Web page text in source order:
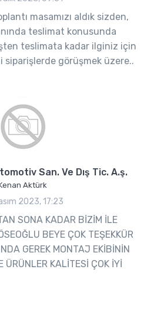
masamızı aldık sizden,
teslimat konusunda
teslimata kadar ilginiz için
siparişlerde görüşmek üzere..
San. Ve Dış Tic. A.ş.
Aktürk
2023, 17:23
SONA KADAR BİZİM İLE
BEYE ÇOK TEŞEKKÜR
GEREK MONTAJ EKİBİNİN
ÜRÜNLER KALİTESİ ÇOK İYİ